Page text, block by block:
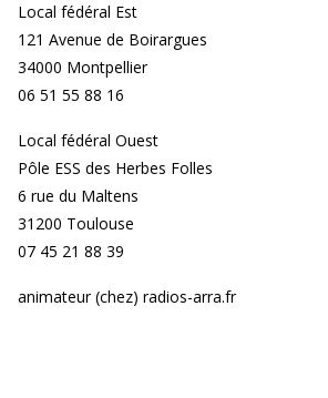
Local fédéral Est
121 Avenue de Boirargues
34000 Montpellier
06 51 55 88 16
Local fédéral Ouest
Pôle ESS des Herbes Folles
6 rue du Maltens
31200 Toulouse
07 45 21 88 39
animateur (chez) radios-arra.fr